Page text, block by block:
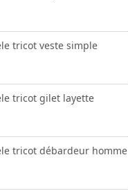
tricot veste simple
tricot gilet layette
tricot débardeur homme